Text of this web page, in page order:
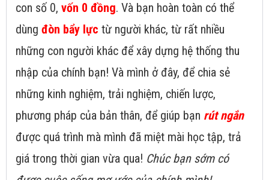
con số 0, vốn 0 đồng. Và bạn hoàn toàn có thể
dùng đòn bẩy lực từ người khác, từ rất nhiều
những con người khác để xây dựng hệ thống thu
nhập của chính bạn! Và mình ở đây, để chia sẻ
những kinh nghiệm, trải nghiệm, chiến lược,
phương pháp của bản thân, để giúp bạn rút ngắn
được quá trình mà mình đã miệt mài học tập, trả
giá trong thời gian vừa qua! Chúc bạn sớm có